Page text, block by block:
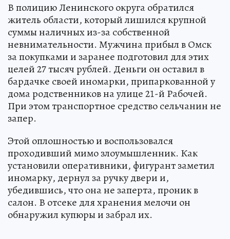
В полицию Ленинского округа обратился
житель области, который лишился крупной
суммы наличных из-за собственной
невнимательности. Мужчина прибыл в Омск
за покупками и заранее подготовил для этих
целей 27 тысяч рублей. Деньги он оставил в
бардачке своей иномарки, припаркованной у
дома родственников на улице 21-й Рабочей.
При этом транспортное средство сельчанин не
запер.
Этой оплошностью и воспользовался
проходивший мимо злоумышленник. Как
установили оперативники, фигурант заметил
иномарку, дернул за ручку двери и,
убедившись, что она не заперта, проник в
салон. В отсеке для хранения мелочи он
обнаружил купюры и забрал их.